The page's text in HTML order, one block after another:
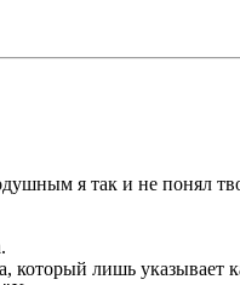
я так и не понял
который лишь указывает